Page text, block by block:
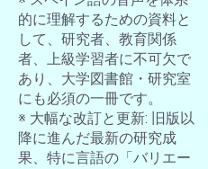
的に理解するための資料と
して、研究者、教育関係
者、上級学習者に不可欠で
あり、大学図書館・研究室
にも必須の一冊です。
※ 大幅な改訂と更新: 旧版以
降に進んだ最新の研究成
果、特に言語の「バリエー